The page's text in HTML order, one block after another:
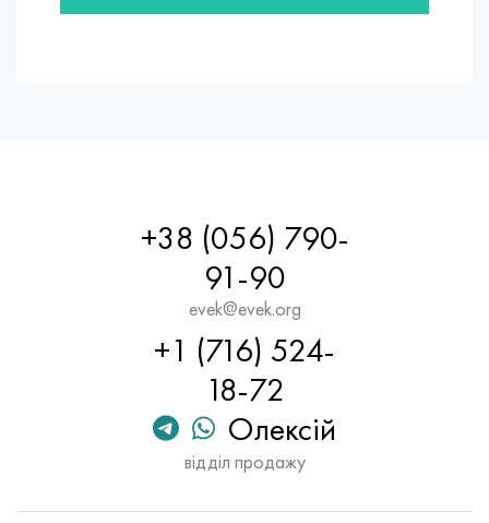
+38 (056) 790-
91-90
evek@evek.org
+1 (716) 524-
18-72
Олексій
відділ продажу